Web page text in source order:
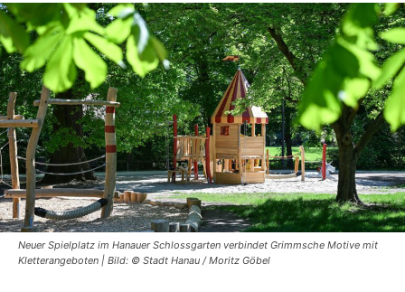
Neuer Spielplatz im Hanauer Schlossgarten verbindet Grimmsche Motive mit
Kletterangeboten | Bild: © Stadt Hanau / Moritz Göbel